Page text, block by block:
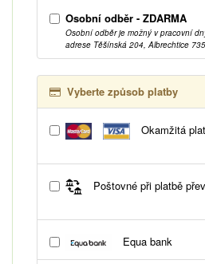
Osobní odběr - ZDARMA
Osobní odběr je možný v pracovní
adrese Těšínská 204, Albrechtice
Vyberte způsob platby
Okamžitá
Poštovné při platbě
Equa bank